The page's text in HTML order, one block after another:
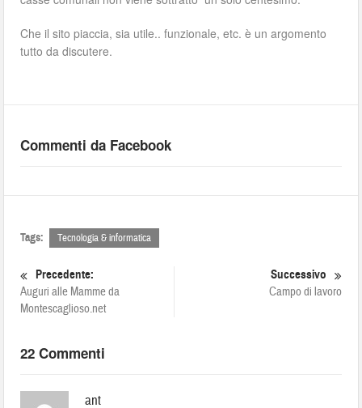
Che il sito piaccia, sia utile.. funzionale, etc. è un argomento
tutto da discutere.
Commenti da Facebook
Tags: Tecnologia & informatica
Precedente:
Auguri alle Mamme da
Montescaglioso.net
Successivo
Campo di lavoro
22 Commenti
ant